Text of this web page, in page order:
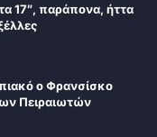
17″, παράπονα, ήττα
ο Φρανσίσκο
Πειραιωτών